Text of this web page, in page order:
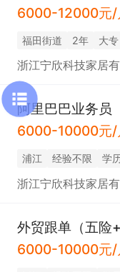
6000-12000元/
福田街道 2年 大专
浙江宁欣科技家居
阿里巴巴业务员
6000-10000元/
浦江 经验不限 学
浙江宁欣科技家居
外贸跟单（五险
6000-10000元/